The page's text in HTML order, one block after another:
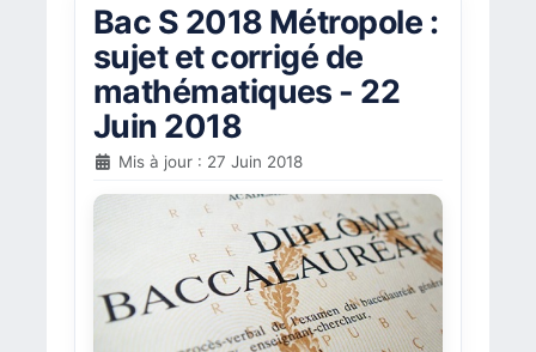
Bac S 2018 Métropole :
sujet et corrigé de
mathématiques - 22
Juin 2018
Mis à jour : 27 Juin 2018